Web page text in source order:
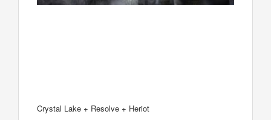
Crystal Lake + Resolve + Heriot